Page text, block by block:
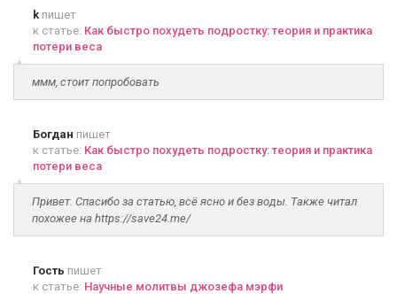
k пишет
к статье: Как быстро похудеть подростку: теория и практика
потери веса
ммм, стоит попробовать
Богдан пишет
к статье: Как быстро похудеть подростку: теория и практика
потери веса
Привет. Спасибо за статью, всё ясно и без воды. Также читал
похожее на https://save24.me/
Гость пишет
к статье: Научные молитвы джозефа мэрфи